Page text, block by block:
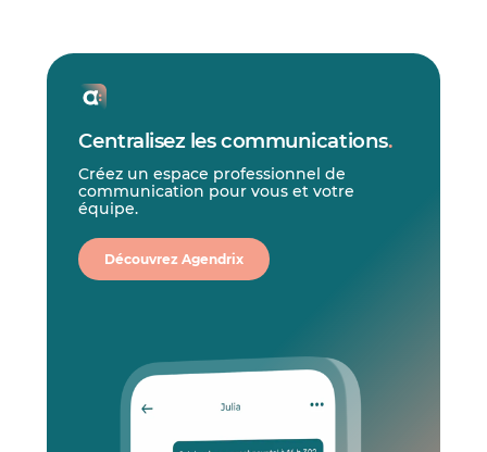
Centralisez les communications.
Créez un espace professionnel de
communication pour vous et votre
équipe.
Découvrez Agendrix